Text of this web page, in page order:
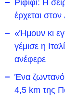
Ριφιφί: Η
έρχεται
«Ήμουν κι
γέμισε η
ανέφερε
Ένα
4,5 km της